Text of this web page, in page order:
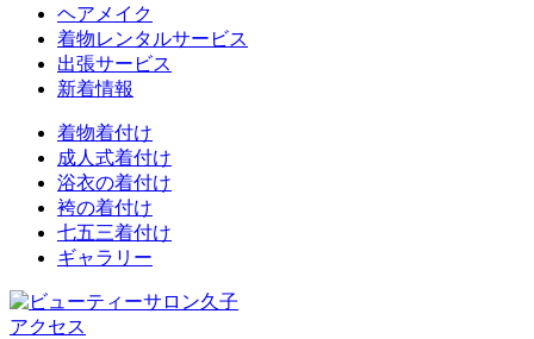
ヘアメイク
着物レンタルサービス
出張サービス
新着情報
着物着付け
成人式着付け
浴衣の着付け
袴の着付け
七五三着付け
ギャラリー
アクセス